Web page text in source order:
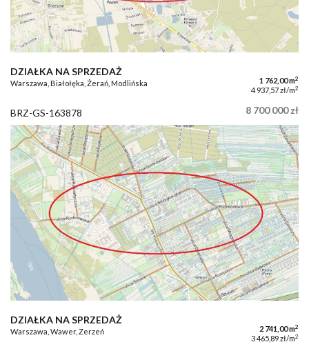
DZIAŁKA NA SPRZEDAŻ
Warszawa, Białołęka, Żerań, Modlińska 1 762,00 m2
4 937,57 zł/m2
BRZ-GS-163878 8 700 000 zł
DZIAŁKA NA SPRZEDAŻ
Warszawa, Wawer, Zerzeń 2 741,00 m2
3 465,89 zł/m2